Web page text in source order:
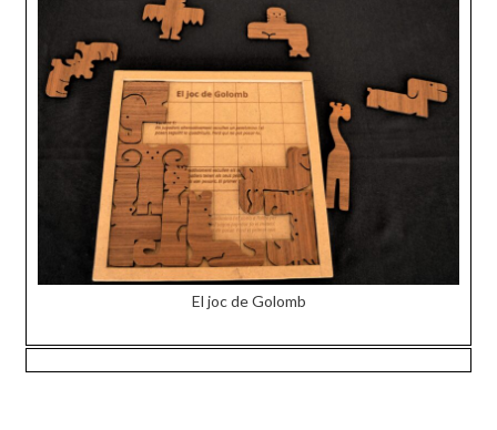
El joc de Golomb